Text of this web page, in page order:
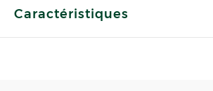
Caractéristiques